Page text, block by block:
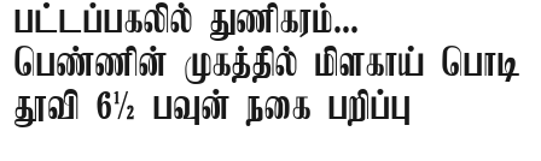
பட்டப்பகலில் துணிகரம்...
பெண்ணின் முகத்தில் மிளகாய் பொடி
தூவி 6½ பவுன் நகை பறிப்பு